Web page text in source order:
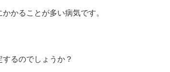
かることが多い病気です。
るのでしょうか？